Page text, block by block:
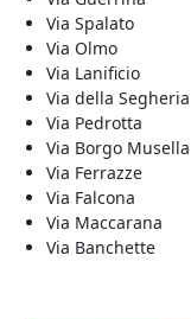
Via Spalato
Via Olmo
Via Lanificio
Via della Segheria
Via Pedrotta
Via Borgo Musella
Via Ferrazze
Via Falcona
Via Maccarana
Via Banchette